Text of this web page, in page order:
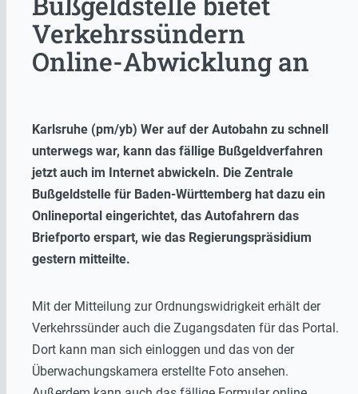
Verkehrssündern
Online-Abwicklung an
Karlsruhe (pm/yb) Wer auf der Autobahn zu schnell
unterwegs war, kann das fällige Bußgeldverfahren
jetzt auch im Internet abwickeln. Die Zentrale
Bußgeldstelle für Baden-Württemberg hat dazu ein
Onlineportal eingerichtet, das Autofahrern das
Briefporto erspart, wie das Regierungspräsidium
gestern mitteilte.
Mit der Mitteilung zur Ordnungswidrigkeit erhält der
Verkehrssünder auch die Zugangsdaten für das Portal.
Dort kann man sich einloggen und das von der
Überwachungskamera erstellte Foto ansehen.